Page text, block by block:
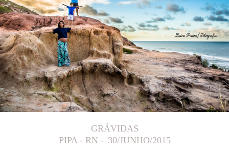
GRÁVIDAS
PIPA - RN
30/JUNHO/2015